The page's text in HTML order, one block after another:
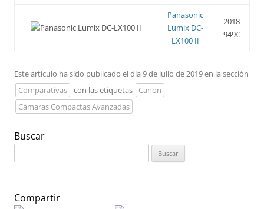
Panasonic
Lumix DC-
LX100 II
2018
949€
Este artículo ha sido publicado el día 9 de julio de 2019 en la sección
Comparativas
con las etiquetas
Canon
Cámaras Compactas Avanzadas
Buscar
Compartir